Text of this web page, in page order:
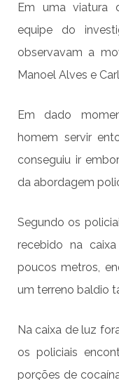
Em uma viatura
equipe do
observavam a
Manoel Alves e
Em dado
homem servir
conseguiu ir
da abordagem
Segundo os
recebido na
poucos metros,
um terreno baldio
Na caixa de luz
os policiais
porções de